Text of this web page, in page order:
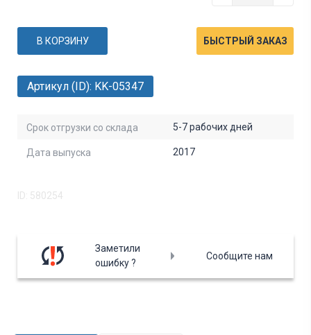
Артикул (ID): KK-05347
Срок отгрузки со склада 5-7 рабочих дней
Дата выпуска 2017
ID: 580254
В КОРЗИНУ БЫСТРЫЙ ЗАКАЗ
Заметили
ошибку ?
Сообщите нам